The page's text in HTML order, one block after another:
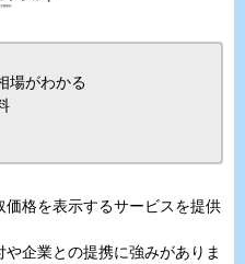
場がわかる
格を表示するサービスを提供
企業との提携に強みがありま